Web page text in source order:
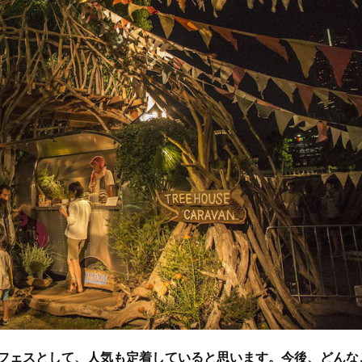
スとして、人気も定着していると思います。今後、どんな